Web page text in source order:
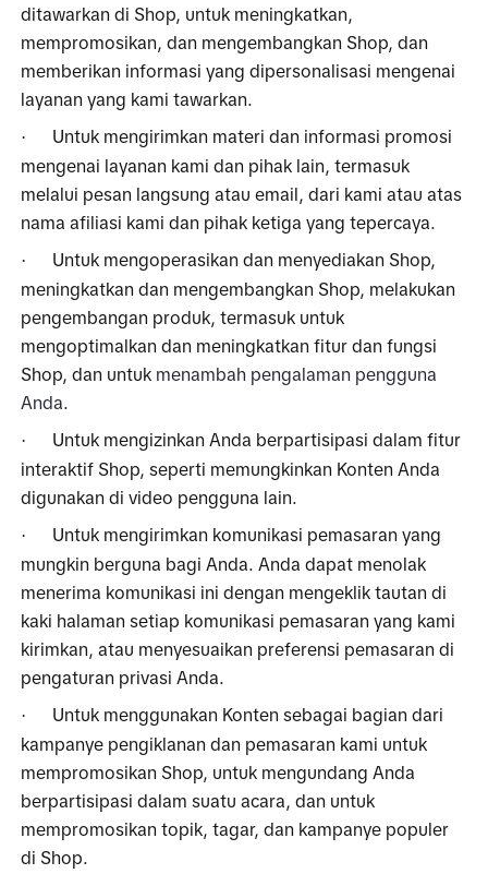
ditawarkan di Shop, untuk meningkatkan,
mempromosikan, dan mengembangkan Shop, dan
memberikan informasi yang dipersonalisasi mengenai
layanan yang kami tawarkan.
·
Untuk mengirimkan materi dan informasi promosi
mengenai layanan kami dan pihak lain, termasuk
melalui pesan langsung atau email, dari kami atau atas
nama afiliasi kami dan pihak ketiga yang tepercaya.
·
Untuk mengoperasikan dan menyediakan Shop,
meningkatkan dan mengembangkan Shop, melakukan
pengembangan produk, termasuk untuk
mengoptimalkan dan meningkatkan fitur dan fungsi
Shop, dan untuk menambah pengalaman pengguna
Anda.
·
Untuk mengizinkan Anda berpartisipasi dalam fitur
interaktif Shop, seperti memungkinkan Konten Anda
digunakan di video pengguna lain.
·
Untuk mengirimkan komunikasi pemasaran yang
mungkin berguna bagi Anda. Anda dapat menolak
menerima komunikasi ini dengan mengeklik tautan di
kaki halaman setiap komunikasi pemasaran yang kami
kirimkan, atau menyesuaikan preferensi pemasaran di
pengaturan privasi Anda.
·
Untuk menggunakan Konten sebagai bagian dari
kampanye pengiklanan dan pemasaran kami untuk
mempromosikan Shop, untuk mengundang Anda
berpartisipasi dalam suatu acara, dan untuk
mempromosikan topik, tagar, dan kampanye populer
di Shop.